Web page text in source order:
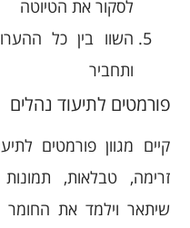
לסקור את הטיוטה
השוו בין כל
ותחביר
פורמטים לתיעוד נהלים
קיים מגוון פורמטים
זרימה, טבלאות,
שיתאר וילמד את